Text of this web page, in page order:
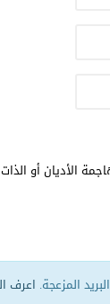
الأديان أو
المزعجة. اعرف